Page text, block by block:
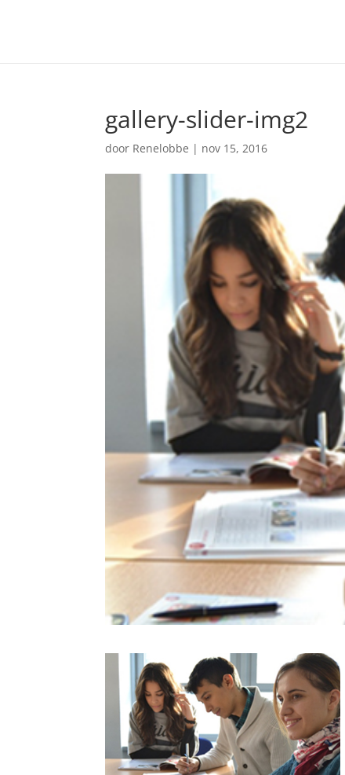
gallery-slider-img2
door Renelobbe | nov 15, 2016